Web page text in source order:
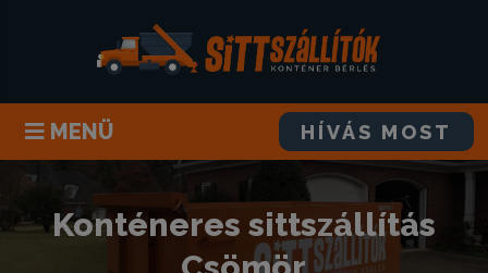
MENÜ HÍVÁS MOST
Konténeres sittszállítás